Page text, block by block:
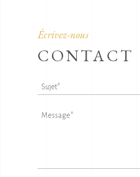
Écrivez-nous
CONTACT